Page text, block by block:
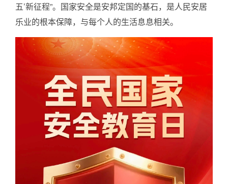
招聘启事
知识园地
认证业务法律法规
非认证业务法律法规
资料下载
党建工作
信息公开
企业基本信息
组织人事信息
财务信息
五’新征程”。国家安全是安邦定国的基石，是人民安居
乐业的根本保障，与每个人的生活息息相关。